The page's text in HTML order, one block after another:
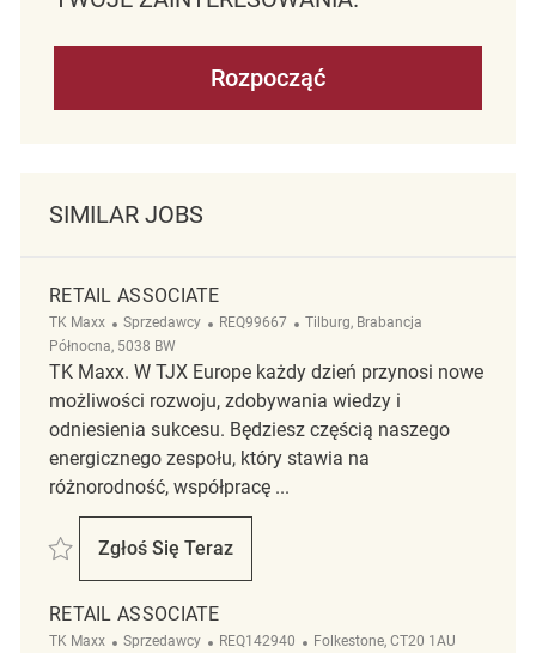
Rozpocząć
SIMILAR JOBS
RETAIL ASSOCIATE
TK Maxx Kategoria
Sprzedawcy ReqId
REQ99667 Lokalizacja
Tilburg, Brabancja
Północna, 5038 BW
TK Maxx. W TJX Europe każdy dzień przynosi nowe
możliwości rozwoju, zdobywania wiedzy i
odniesienia sukcesu. Będziesz częścią naszego
energicznego zespołu, który stawia na
różnorodność, współpracę ...
Zapisać Retail Associate REQ99667
Zgłoś Się Teraz
Retail Associate
RETAIL ASSOCIATE
TK Maxx Kategoria
Sprzedawcy ReqId
REQ142940 Lokalizacja
Folkestone, CT20 1AU